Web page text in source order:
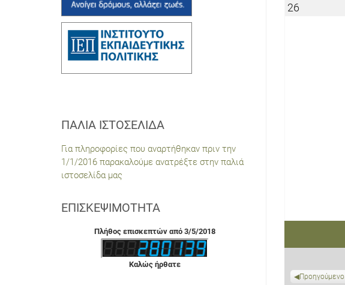
26
Προηγούμενο
ΠΑΛΙΆ ΙΣΤΟΣΕΛΊΔΑ
Για πληροφορίες που αναρτήθηκαν πριν την
1/1/2016 παρακαλούμε ανατρέξτε στην παλιά
ιστοσελίδα μας
ΕΠΙΣΚΕΨΙΜΌΤΗΤΑ
Πλήθος επισκεπτών από 3/5/2018
Καλώς ήρθατε